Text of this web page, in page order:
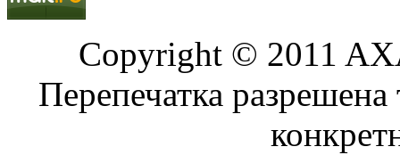
Copyright © 2011
Перепечатка